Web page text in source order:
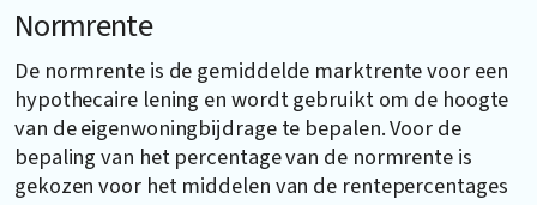
Normrente
De normrente is de gemiddelde marktrente voor een
hypothecaire lening en wordt gebruikt om de hoogte
van de eigenwoningbijdrage te bepalen. Voor de
bepaling van het percentage van de normrente is
gekozen voor het middelen van de rentepercentages